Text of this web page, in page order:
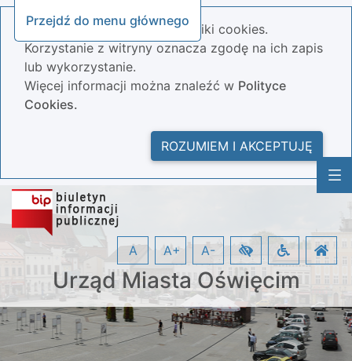
Przejdź do menu głównego
Nasza strona wykorzystuje pliki cookies.
Korzystanie z witryny oznacza zgodę na ich zapis
lub wykorzystanie.
Więcej informacji można znaleźć w Polityce
Cookies.
ROZUMIEM I AKCEPTUJĘ
Urząd Miasta Oświęcim
A A+ A-